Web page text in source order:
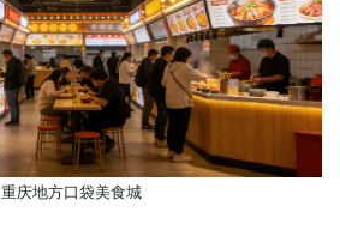
重庆地方口袋美食城